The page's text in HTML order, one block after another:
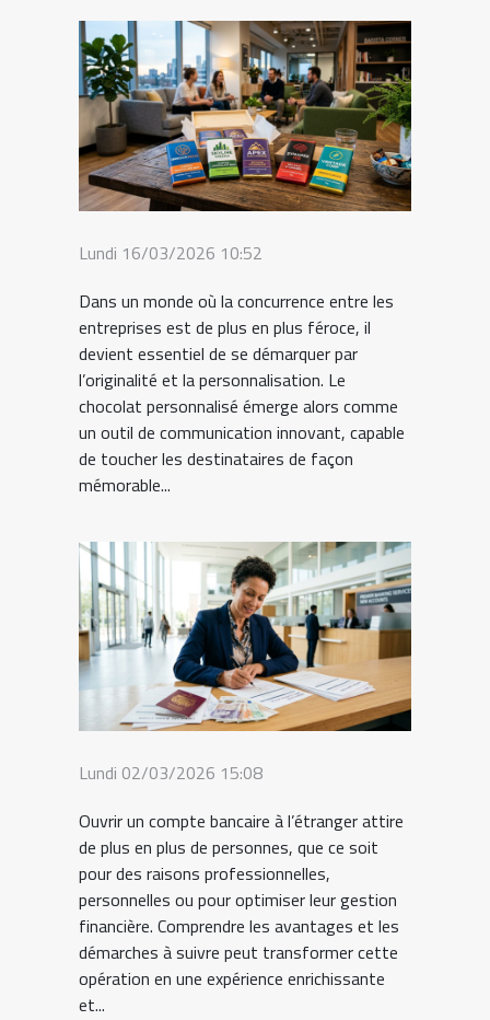
Lundi 16/03/2026 10:52
Dans un monde où la concurrence entre les
entreprises est de plus en plus féroce, il
devient essentiel de se démarquer par
l’originalité et la personnalisation. Le
chocolat personnalisé émerge alors comme
un outil de communication innovant, capable
de toucher les destinataires de façon
mémorable...
Lundi 02/03/2026 15:08
Ouvrir un compte bancaire à l’étranger attire
de plus en plus de personnes, que ce soit
pour des raisons professionnelles,
personnelles ou pour optimiser leur gestion
financière. Comprendre les avantages et les
démarches à suivre peut transformer cette
opération en une expérience enrichissante
et...